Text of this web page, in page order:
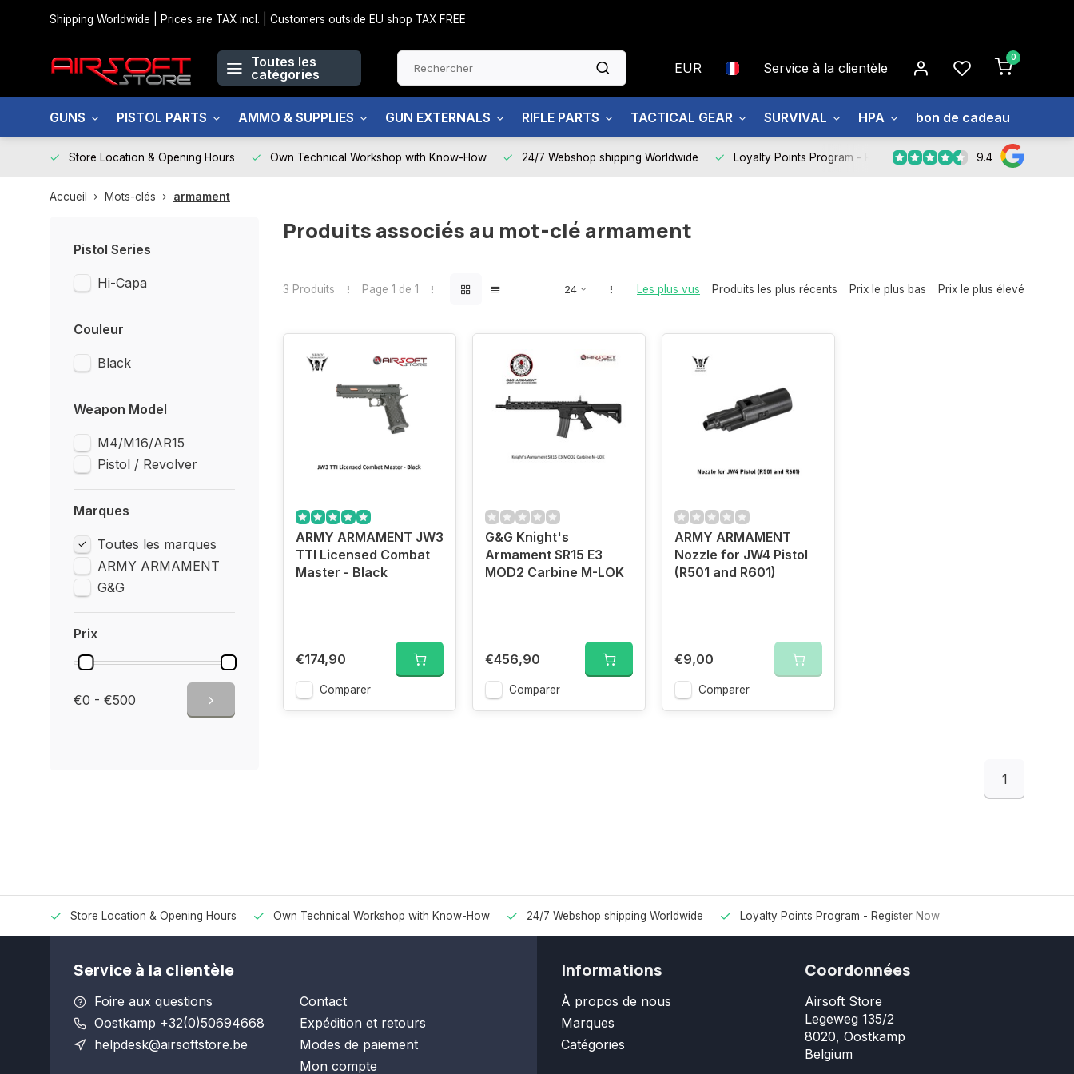
Shipping Worldwide | Prices are TAX incl. | Customers outside EU shop TAX FREE
Toutes les
catégories
EUR Service à la clientèle
0
GUNS PISTOL PARTS AMMO & SUPPLIES GUN EXTERNALS RIFLE PARTS TACTICAL GEAR SURVIVAL HPA bon de cadeau
Store Location & Opening Hours Own Technical Workshop with Know-How 24/7 Webshop shipping Worldwide Loyalty Points Program - Register Now 9.4
Accueil Mots-clés armament
Pistol Series
Hi-Capa
Couleur
Black
Weapon Model
M4/M16/AR15
Pistol / Revolver
Marques
Toutes les marques
ARMY ARMAMENT
G&G
Prix
€0 - €500
Produits associés au mot-clé armament
3 Produits Page 1 de 1 Les plus vus Produits les plus récents Prix le plus bas Prix le plus élevé
ARMY ARMAMENT JW3
TTI Licensed Combat
Master - Black
€174,90
Comparer
G&G Knight's
Armament SR15 E3
MOD2 Carbine M-LOK
€456,90
Comparer
ARMY ARMAMENT
Nozzle for JW4 Pistol
(R501 and R601)
€9,00
Comparer
1
Store Location & Opening Hours Own Technical Workshop with Know-How 24/7 Webshop shipping Worldwide Loyalty Points Program - Register Now
Service à la clientèle
Foire aux questions
Oostkamp +32(0)50694668
helpdesk@airsoftstore.be
Contact
Expédition et retours
Modes de paiement
Mon compte
Informations
À propos de nous
Marques
Catégories
Coordonnées
Airsoft Store
Legeweg 135/2
8020, Oostkamp
Belgium